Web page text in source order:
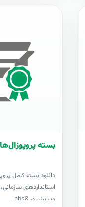
بسته
دانلود بسته کامل
استانداردهای
ویرایش در &nbs..